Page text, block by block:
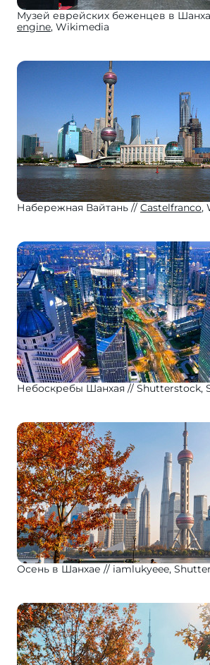
Музей еврейских беженцев в
engine, Wikimedia
Набережная Вайтань Castelfranco,
Небоскребы Шанхая Shutterstock,
Осень в Шанхае iamlukyeee,